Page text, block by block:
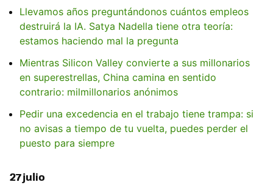
Llevamos años preguntándonos cuántos empleos
destruirá la IA. Satya Nadella tiene otra teoría:
estamos haciendo mal la pregunta
Mientras Silicon Valley convierte a sus millonarios
en superestrellas, China camina en sentido
contrario: milmillonarios anónimos
Pedir una excedencia en el trabajo tiene trampa: si
no avisas a tiempo de tu vuelta, puedes perder el
puesto para siempre
27 julio